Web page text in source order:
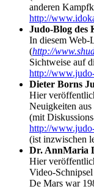
anderen
http://
Judo-Blog des
In diesem Web-
(http://
Sichtweise auf
http://
Dieter Borns
Hier
Neuigkeiten aus
(mit
http://
(ist inzwischen
Dr. AnnMaria
Hier
Video-
De Mars war